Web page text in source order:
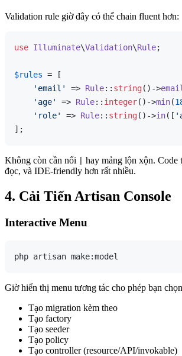
Validation rule giờ đây có thể chain fluent hơn:
use Illuminate\Validation\Rule;
$rules = [
'email'
=> Rule:: string()->email
'age'
=> Rule:: integer()->min(
'role'
=> Rule:: string()->in([
Không còn cần nối
hay mảng lộn xộn. Code
đọc, và IDE-friendly hơn rất nhiều.
4. Cải Tiến Artisan Console
Interactive Menu
Giờ hiển thị menu tương tác cho phép bạn
Tạo migration kèm theo
Tạo factory
Tạo seeder
Tạo policy
Tạo controller (resource/API/invokable)